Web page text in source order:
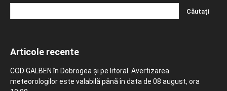
Articole recente
COD GALBEN în Dobrogea și pe litoral. Avertizarea
meteorologilor este valabilă până în data de 08 august, ora